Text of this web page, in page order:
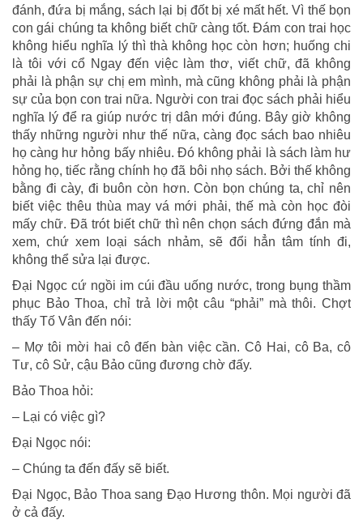
đánh, đứa bị mắng, sách lại bị đốt bị xé mất hết. Vì thế bọn
con gái chúng ta không biết chữ càng tốt. Đám con trai học
không hiểu nghĩa lý thì thà không học còn hơn; huống chi
là tôi với cổ Ngay đến việc làm thơ, viết chữ, đã không
phải là phận sự chị em mình, mà cũng không phải là phận
sự của bọn con trai nữa. Người con trai đọc sách phải hiểu
nghĩa lý để ra giúp nước trị dân mới đúng. Bây giờ không
thấy những người như thế nữa, càng đọc sách bao nhiêu
họ càng hư hỏng bấy nhiêu. Đó không phải là sách làm hư
hỏng họ, tiếc rằng chính họ đã bôi nhọ sách. Bởi thế không
bằng đi cày, đi buôn còn hơn. Còn bọn chúng ta, chỉ nên
biết việc thêu thùa may vá mới phải, thế mà còn học đòi
mấy chữ. Đã trót biết chữ thì nên chọn sách đứng đắn mà
xem, chứ xem loại sách nhảm, sẽ đổi hẳn tâm tính đi,
không thể sửa lại được.
Đại Ngọc cứ ngồi im cúi đầu uống nước, trong bụng thầm
phục Bảo Thoa, chỉ trả lời một câu “phải” mà thôi. Chợt
thấy Tố Vân đến nói:
– Mợ tôi mời hai cô đến bàn việc cần. Cô Hai, cô Ba, cô
Tư, cô Sử, cậu Bảo cũng đương chờ đấy.
Bảo Thoa hỏi:
– Lại có việc gì?
Đại Ngọc nói:
– Chúng ta đến đấy sẽ biết.
Đại Ngọc, Bảo Thoa sang Đạo Hương thôn. Mọi người đã
ở cả đấy.